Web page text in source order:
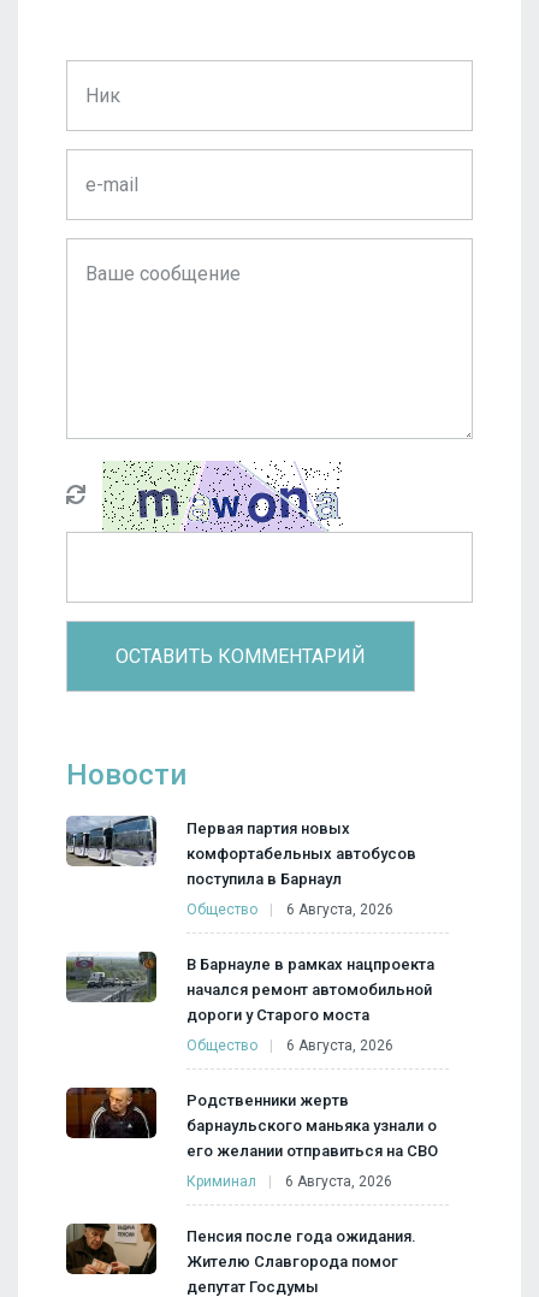
Новости
Первая партия новых
комфортабельных автобусов
поступила в Барнаул
Общество 6 Августа, 2026
В Барнауле в рамках нацпроекта
начался ремонт автомобильной
дороги у Старого моста
Общество 6 Августа, 2026
Родственники жертв
барнаульского маньяка узнали о
его желании отправиться на СВО
Криминал 6 Августа, 2026
Пенсия после года ожидания.
Жителю Славгорода помог
депутат Госдумы